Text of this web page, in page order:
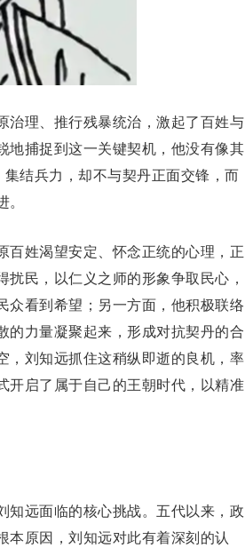
理、推行残暴统治，激起了百姓与
地捕捉到这一关键契机，他没有像其
结兵力，却不与契丹正面交锋，而
姓渴望安定、怀念正统的心理，正
扰民，以仁义之师的形象争取民心，
众看到希望；另一方面，他积极联络
的力量凝聚起来，形成对抗契丹的合
，刘知远抓住这稍纵即逝的良机，率
开启了属于自己的王朝时代，以精准
远面临的核心挑战。五代以来，政
本原因，刘知远对此有着深刻的认